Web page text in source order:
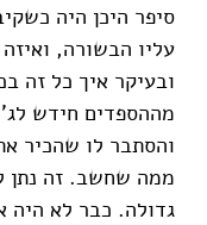
סיפר היכן היה
עליו הבשורה,
ובעיקר איך כל זה
מההספדים חידש
והסתבר לו שהכיר
ממה שחשב. זה נתן
גדולה. כבר לא היה